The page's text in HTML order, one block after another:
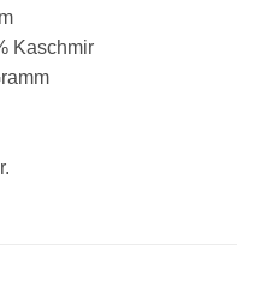
Kaschmir